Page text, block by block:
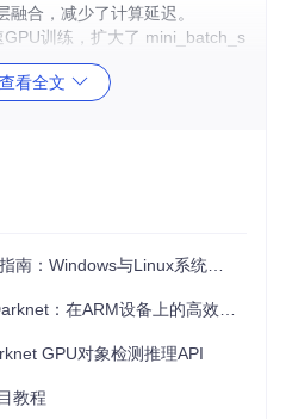
合，减少了计算延迟。
训练，扩大了 mini_batch_s
强手段，提高了模型的泛化能
conv_lstm层处理时间序列数
率和泛化性能。
统的支持，方便了更多开发者
看全文
与Linux系统环境搭建实战
在ARM设备上的高效目标检测框架
GPU对象检测推理API
教程